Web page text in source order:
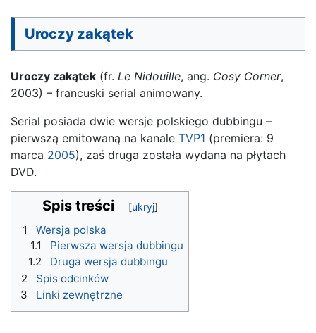
Uroczy zakątek
Uroczy zakątek (fr. Le Nidouille, ang. Cosy Corner,
2003) – francuski serial animowany.
Serial posiada dwie wersje polskiego dubbingu –
pierwszą emitowaną na kanale TVP1 (premiera: 9
marca 2005), zaś druga została wydana na płytach
DVD.
Spis treści
1
Wersja polska
1.1
Pierwsza wersja dubbingu
1.2
Druga wersja dubbingu
2
Spis odcinków
3
Linki zewnętrzne